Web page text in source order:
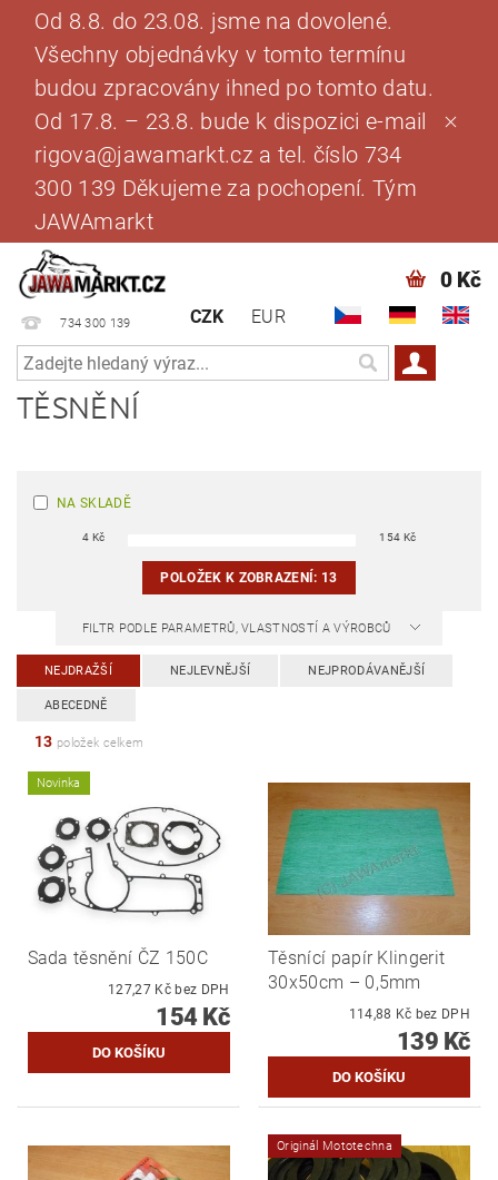
Od 8.8. do 23.08. jsme na dovolené.
Všechny objednávky v tomto termínu
budou zpracovány ihned po tomto datu.
Od 17.8. – 23.8. bude k dispozici e-mail
rigova@jawamarkt.cz a tel. číslo 734
300 139 Děkujeme za pochopení. Tým
JAWAmarkt
734 300 139 CZK EUR
0 Kč
TĚSNĚNÍ
NA SKLADĚ
4 Kč 154 Kč
POLOŽEK K ZOBRAZENÍ: 13
FILTR PODLE PARAMETRŮ, VLASTNOSTÍ A VÝROBCŮ
NEJDRAŽŠÍ NEJLEVNĚJŠÍ NEJPRODÁVANĚJŠÍ
ABECEDNĚ
13 položek celkem
Novinka
Sada těsnění ČZ 150C
127,27 Kč bez DPH
154 Kč
Těsnící papír Klingerit
30x50cm – 0,5mm
114,88 Kč bez DPH
139 Kč
Originál Mototechna